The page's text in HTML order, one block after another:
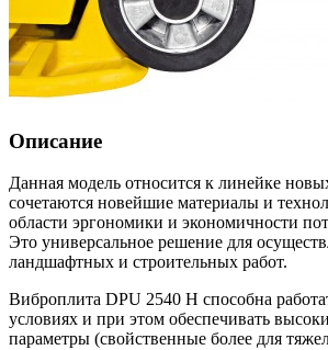
Описание
Данная модель относится к линейке
сочетаются новейшие материалы и
области эргономики и экономичности
Это универсальное решение для
ландшафтных и строительных работ.
Виброплита DPU 2540 H способна
условиях и при этом обеспечивать
параметры (свойственные более для